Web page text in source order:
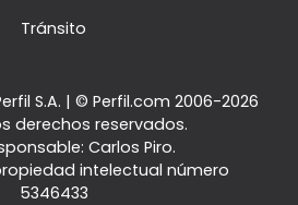
Tránsito
S.A. | © Perfil.com 2006-2026
derechos reservados.
Carlos Piro.
intelectual número
5346433